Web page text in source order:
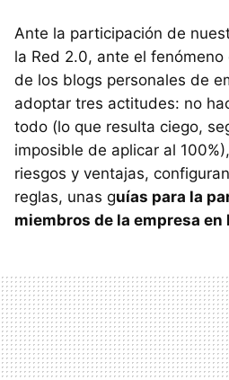
Ante la participación de
la Red 2.0, ante el
de los blogs personales de
adoptar tres actitudes: no
todo (lo que resulta ciego,
imposible de aplicar al
riesgos y ventajas,
reglas, unas guías para la
miembros de la empresa en